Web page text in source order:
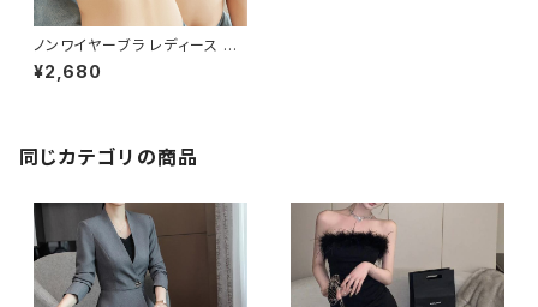
ノンワイヤーブラ レディース 薄
型 春 夏 春夏 黒 ナイトブラ 下
着 ブラ レースブラ 軽い バスト
ラ レース かわいい 夜ブラ バス
ト マタニティ 大人 きれいめ OL
ー 接触冷感 冷感 涼しい ピンク
ブルーグレー グリーン ベージュ
ブルー ブラック カップ付 らくち
ん ストレスフリー シンプル レー
ス バックVレース シームレスブ
ラ C-ISS0004
¥2,680
同じカテゴリの商品